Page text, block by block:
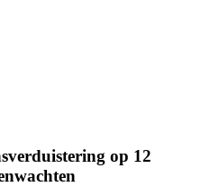
op 12